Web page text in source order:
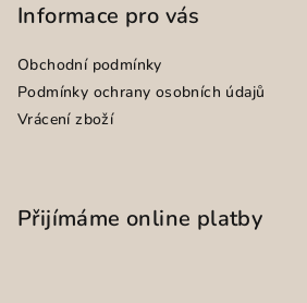
Informace pro vás
Obchodní podmínky
Podmínky ochrany osobních údajů
Vrácení zboží
Přijímáme online platby